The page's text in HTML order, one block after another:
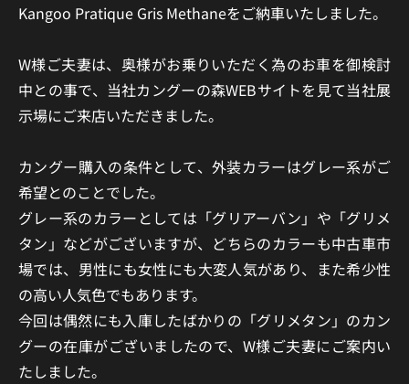
Kangoo Pratique Gris Methaneをご納車いたしました。
W様ご夫妻は、奥様がお乗りいただく為のお車を御検討
中との事で、当社カングーの森WEBサイトを見て当社展
示場にご来店いただきました。
カングー購入の条件として、外装カラーはグレー系がご
希望とのことでした。
グレー系のカラーとしては「グリアーバン」や「グリメ
タン」などがございますが、どちらのカラーも中古車市
場では、男性にも女性にも大変人気があり、また希少性
の高い人気色でもあります。
今回は偶然にも入庫したばかりの「グリメタン」のカン
グーの在庫がございましたので、W様ご夫妻にご案内い
たしました。